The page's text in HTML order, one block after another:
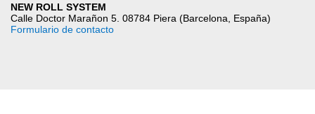
NEW ROLL SYSTEM
Calle Doctor Marañon 5. 08784 Piera (Barcelona, España)
Formulario de contacto